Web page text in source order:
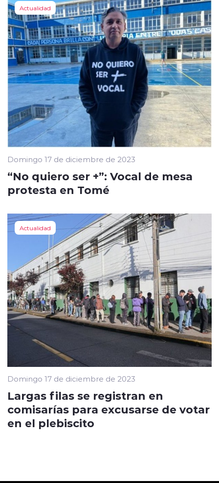
Actualidad
Domingo 17 de diciembre de 2023
“No quiero ser +”: Vocal de mesa
protesta en Tomé
Actualidad
Domingo 17 de diciembre de 2023
Largas filas se registran en
comisarías para excusarse de votar
en el plebiscito